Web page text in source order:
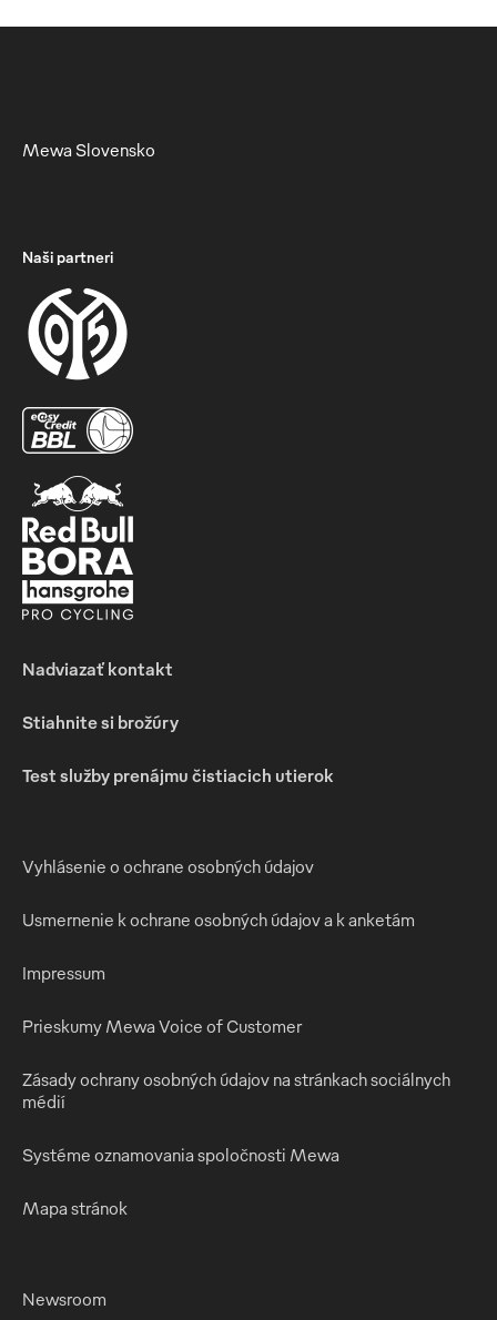
Mewa Slovensko
Naši partneri
Nadviazať kontakt
Stiahnite si brožúry
Test služby prenájmu čistiacich utierok
Vyhlásenie o ochrane osobných údajov
Usmernenie k ochrane osobných údajov a k anketám
Impressum
Prieskumy Mewa Voice of Customer
Zásady ochrany osobných údajov na stránkach sociálnych
médií
Systéme oznamovania spoločnosti Mewa
Mapa stránok
Newsroom